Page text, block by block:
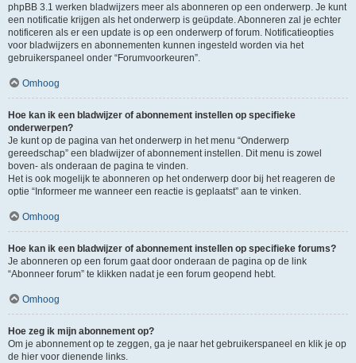
phpBB 3.1 werken bladwijzers meer als abonneren op een onderwerp. Je kunt
een notificatie krijgen als het onderwerp is geüpdate. Abonneren zal je echter
notificeren als er een update is op een onderwerp of forum. Notificatieopties
voor bladwijzers en abonnementen kunnen ingesteld worden via het
gebruikerspaneel onder “Forumvoorkeuren”.
Omhoog
Hoe kan ik een bladwijzer of abonnement instellen op specifieke
onderwerpen?
Je kunt op de pagina van het onderwerp in het menu “Onderwerp
gereedschap” een bladwijzer of abonnement instellen. Dit menu is zowel
boven- als onderaan de pagina te vinden.
Het is ook mogelijk te abonneren op het onderwerp door bij het reageren de
optie “Informeer me wanneer een reactie is geplaatst” aan te vinken.
Omhoog
Hoe kan ik een bladwijzer of abonnement instellen op specifieke forums?
Je abonneren op een forum gaat door onderaan de pagina op de link
“Abonneer forum” te klikken nadat je een forum geopend hebt.
Omhoog
Hoe zeg ik mijn abonnement op?
Om je abonnement op te zeggen, ga je naar het gebruikerspaneel en klik je op
de hier voor dienende links.